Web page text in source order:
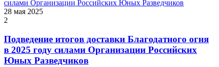
28 мая 2025
2
Подведение итогов доставки Благодатного огня
в 2025 году силами Организации Российских
Юных Разведчиков